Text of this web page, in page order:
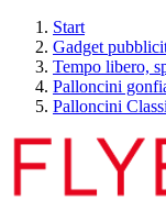
Start
Gadget
Tempo libero,
Palloncini
Palloncini